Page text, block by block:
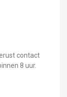
contact
8 uur.